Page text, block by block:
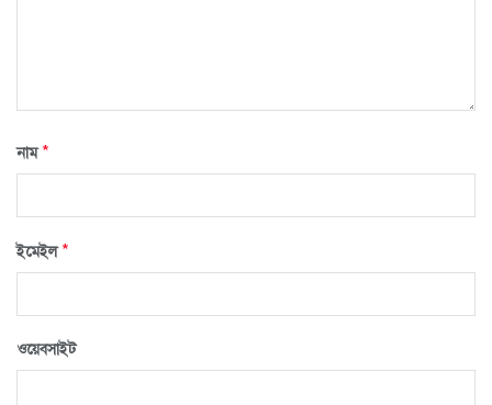
নাম*
ইমেইল*
ওয়েবসাইট